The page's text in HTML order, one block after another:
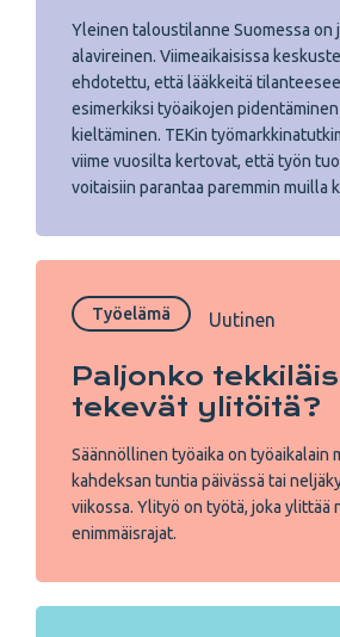
Yleinen taloustilanne Suomessa on
alavireinen. Viimeaikaisissa
ehdotettu, että lääkkeitä
esimerkiksi työaikojen
kieltäminen. TEKin
viime vuosilta kertovat, että työn
voitaisiin parantaa paremmin muilla
Työelämä Uutinen
Paljonko
tekevät ylitöitä?
Säännöllinen työaika on työaikalain
kahdeksan tuntia päivässä tai
viikossa. Ylityö on työtä, joka ylittää
enimmäisrajat.